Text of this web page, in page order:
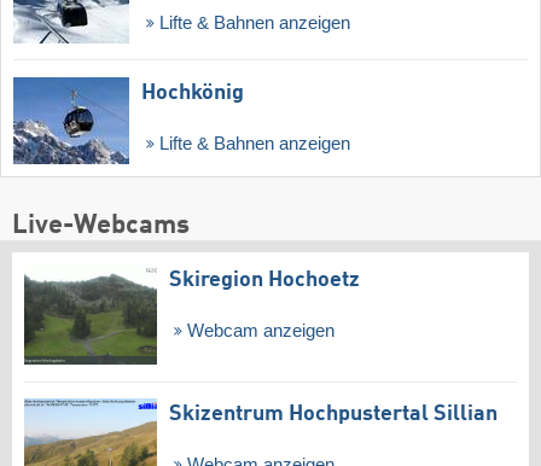
Lifte & Bahnen anzeigen
Hochkönig
Lifte & Bahnen anzeigen
Live-Webcams
Skiregion Hochoetz
Webcam anzeigen
Skizentrum Hochpustertal Sillian